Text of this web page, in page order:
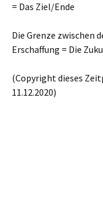
= Das Ziel/Ende
Die Grenze zwischen
Erschaffung = Die
(Copyright dieses
11.12.2020)